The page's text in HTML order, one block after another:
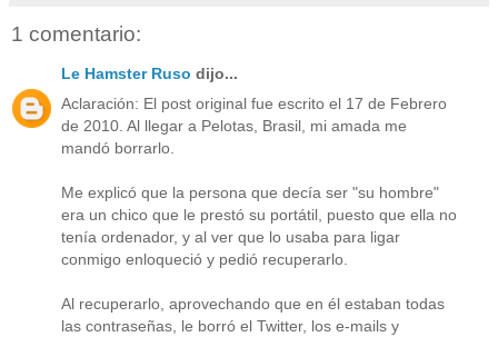
1 comentario:
Le Hamster Ruso dijo...
Aclaración: El post original fue escrito el 17 de Febrero
de 2010. Al llegar a Pelotas, Brasil, mi amada me
mandó borrarlo.
Me explicó que la persona que decía ser "su hombre"
era un chico que le prestó su portátil, puesto que ella no
tenía ordenador, y al ver que lo usaba para ligar
conmigo enloqueció y pedió recuperarlo.
Al recuperarlo, aprovechando que en él estaban todas
las contraseñas, le borró el Twitter, los e-mails y